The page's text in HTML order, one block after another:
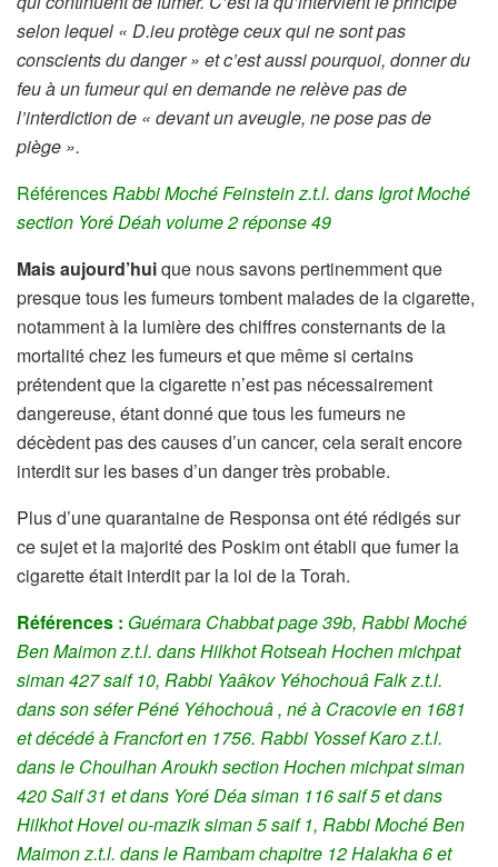
selon lequel « D.ieu protège ceux qui ne sont pas
conscients du danger » et c’est aussi pourquoi, donner du
feu à un fumeur qui en demande ne relève pas de
l’interdiction de « devant un aveugle, ne pose pas de
piège ».
RéférencesRabbi Moché Feinstein z.t.l. dans Igrot Moché
section Yoré Déah volume 2 réponse 49
Mais aujourd’huique nous savons pertinemment que
presque tous les fumeurs tombent malades de la cigarette,
notamment à la lumière des chiffres consternants de la
mortalité chez les fumeurs et que même si certains
prétendent que la cigarette n’est pas nécessairement
dangereuse, étant donné que tous les fumeurs ne
décèdent pas des causes d’un cancer, cela serait encore
interdit sur les bases d’un danger très probable.
Plus d’une quarantaine de Responsa ont été rédigés sur
ce sujet et la majorité des Poskim ont établi que fumer la
cigarette était interdit par la loi de la Torah.
Références : Guémara Chabbat page 39b, Rabbi Moché
Ben Maimon z.t.l. dans Hilkhot Rotseah Hochen michpat
siman 427 saif 10, Rabbi Yaâkov Yéhochouâ Falk z.t.l.
dans son séfer Péné Yéhochouâ , né à Cracovie en 1681
et décédé à Francfort en 1756. Rabbi Yossef Karo z.t.l.
dans le Choulhan Aroukh section Hochen michpat siman
420 Saif 31 et dans Yoré Déa siman 116 saif 5 et dans
Hilkhot Hovel ou-mazik siman 5 saif 1, Rabbi Moché Ben
Maimon z.t.l. dans le Rambam chapitre 12 Halakha 6 et